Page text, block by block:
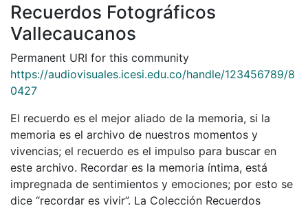
Recuerdos Fotográficos
Vallecaucanos
Permanent URI for this community
https://audiovisuales.icesi.edu.co/handle/123456789/8
0427
El recuerdo es el mejor aliado de la memoria, si la
memoria es el archivo de nuestros momentos y
vivencias; el recuerdo es el impulso para buscar en
este archivo. Recordar es la memoria íntima, está
impregnada de sentimientos y emociones; por esto se
dice “recordar es vivir”. La Colección Recuerdos